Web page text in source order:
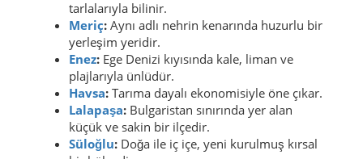
tarlalarıyla bilinir.
Meriç: Aynı adlı nehrin kenarında huzurlu bir
yerleşim yeridir.
Enez: Ege Denizi kıyısında kale, liman ve
plajlarıyla ünlüdür.
Havsa: Tarıma dayalı ekonomisiyle öne çıkar.
Lalapaşa: Bulgaristan sınırında yer alan
küçük ve sakin bir ilçedir.
Süloğlu: Doğa ile iç içe, yeni kurulmuş kırsal